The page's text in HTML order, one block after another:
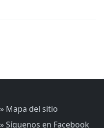
» Mapa del sitio
» Síguenos en Facebook